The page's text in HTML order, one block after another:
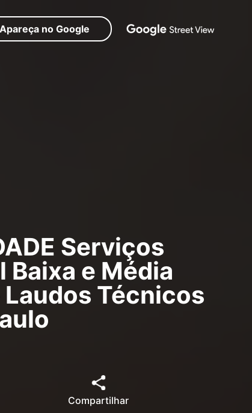
Apareça no Google
Serviços
e Média
Laudos Técnicos
Compartilhar